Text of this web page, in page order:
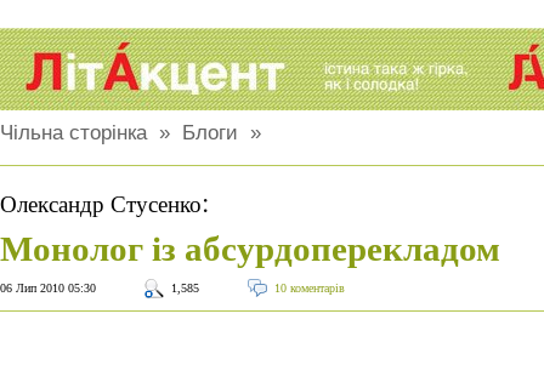
Чільна сторінка» Блоги »
Олександр Стусенко:
Монолог із абсурдоперекладом
06 Лип 2010 05:30 1,585 10 коментарів